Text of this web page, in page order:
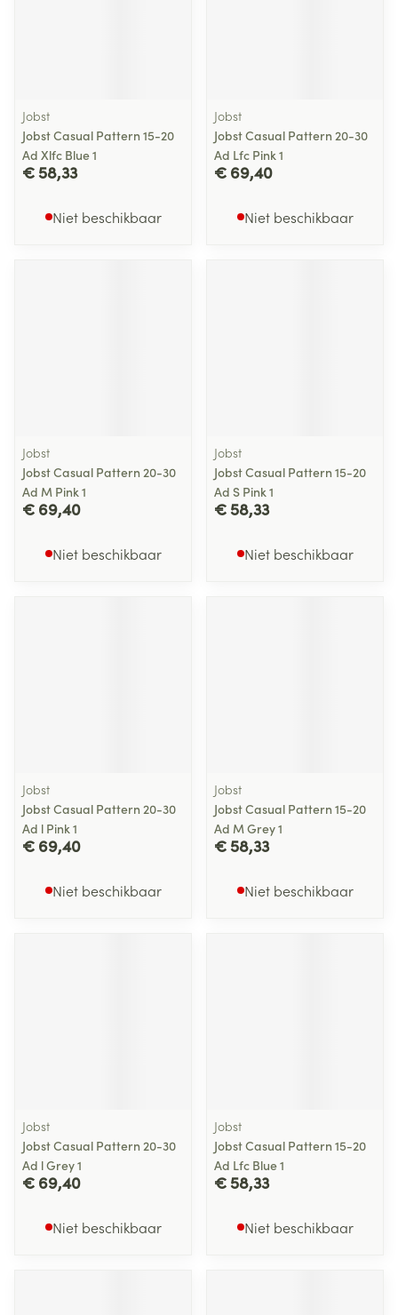
Jobst
Jobst Casual Pattern 15-20
Ad Xlfc Blue 1
€ 58,33
Niet beschikbaar
Jobst
Jobst Casual Pattern 20-30
Ad Lfc Pink 1
€ 69,40
Niet beschikbaar
Jobst
Jobst Casual Pattern 20-30
Ad M Pink 1
€ 69,40
Niet beschikbaar
Jobst
Jobst Casual Pattern 15-20
Ad S Pink 1
€ 58,33
Niet beschikbaar
Jobst
Jobst Casual Pattern 20-30
Ad l Pink 1
€ 69,40
Niet beschikbaar
Jobst
Jobst Casual Pattern 15-20
Ad M Grey 1
€ 58,33
Niet beschikbaar
Jobst
Jobst Casual Pattern 20-30
Ad l Grey 1
€ 69,40
Niet beschikbaar
Jobst
Jobst Casual Pattern 15-20
Ad Lfc Blue 1
€ 58,33
Niet beschikbaar